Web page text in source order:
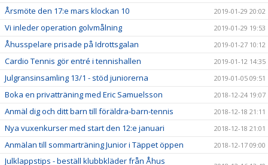
Årsmöte den 17:e mars klockan 10 2019-01-29 20:02
Vi inleder operation golvmålning 2019-01-29 19:53
Åhusspelare prisade på Idrottsgalan 2019-01-27 10:12
Cardio Tennis gör entré i tennishallen 2019-01-12 14:35
Julgransinsamling 13/1 - stöd juniorerna 2019-01-05 09:51
Boka en privatträning med Eric Samuelsson 2018-12-24 19:07
Anmäl dig och ditt barn till föräldra-barn-tennis 2018-12-18 21:11
Nya vuxenkurser med start den 12:e januari 2018-12-18 21:01
Anmälan till sommarträning Junior i Täppet öppen 2018-12-17 09:00
Julklappstips - beställ klubbkläder från Åhus